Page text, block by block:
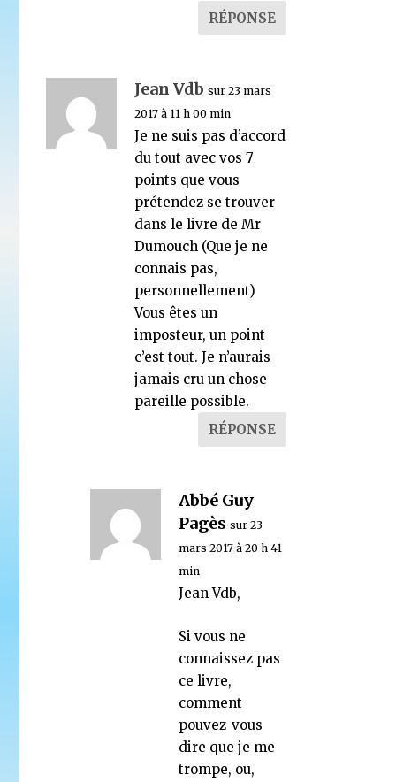
RÉPONSE
Jean Vdb sur 23 mars
2017 à 11 h 00 min
Je ne suis pas d’accord
du tout avec vos 7
points que vous
prétendez se trouver
dans le livre de Mr
Dumouch (Que je ne
connais pas,
personnellement)
Vous êtes un
imposteur, un point
c’est tout. Je n’aurais
jamais cru un chose
pareille possible.
RÉPONSE
Abbé Guy
Pagès sur 23
mars 2017 à 20 h 41
min
Jean Vdb,
Si vous ne
connaissez pas
ce livre,
comment
pouvez-vous
dire que je me
trompe, ou,